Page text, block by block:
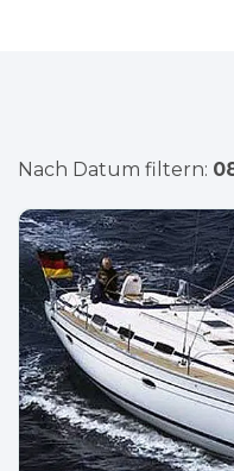
Nach Datum filtern: